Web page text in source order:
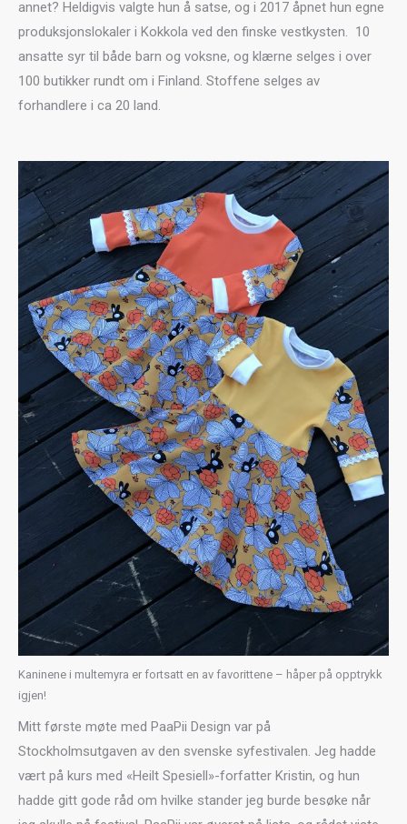
annet? Heldigvis valgte hun å satse, og i 2017 åpnet hun egne
produksjonslokaler i Kokkola ved den finske vestkysten. 10
ansatte syr til både barn og voksne, og klærne selges i over
100 butikker rundt om i Finland. Stoffene selges av
forhandlere i ca 20 land.
Kaninene i multemyra er fortsatt en av favorittene – håper på opptrykk
igjen!
Mitt første møte med PaaPii Design var på
Stockholmsutgaven av den svenske syfestivalen. Jeg hadde
vært på kurs med «Heilt Spesiell»-forfatter Kristin, og hun
hadde gitt gode råd om hvilke stander jeg burde besøke når